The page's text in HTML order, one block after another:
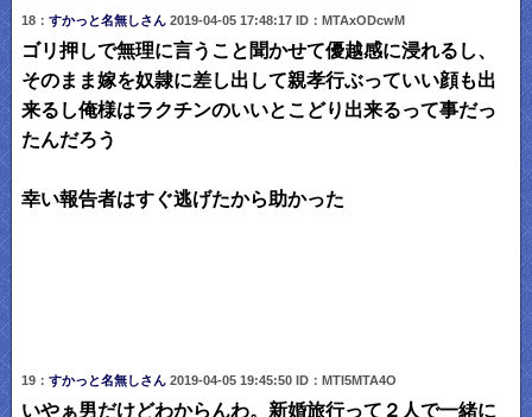
18： すかっと名無しさん 2019-04-05 17:48:17 ID：MTAxODcwM
ゴリ押しで無理に言うこと聞かせて優越感に浸れるし、
そのまま嫁を奴隷に差し出して親孝行ぶっていい顔も出
来るし俺様はラクチンのいいとこどり出来るって事だっ
たんだろう
幸い報告者はすぐ逃げたから助かった
19： すかっと名無しさん 2019-04-05 19:45:50 ID：MTI5MTA4O
いやぁ男だけどわからんわ。新婚旅行って２人で一緒に